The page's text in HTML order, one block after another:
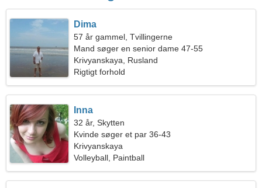
Dima
57 år gammel, Tvillingerne
Mand søger en senior dame 47-55
Krivyanskaya, Rusland
Rigtigt forhold
Inna
32 år, Skytten
Kvinde søger et par 36-43
Krivyanskaya
Volleyball, Paintball